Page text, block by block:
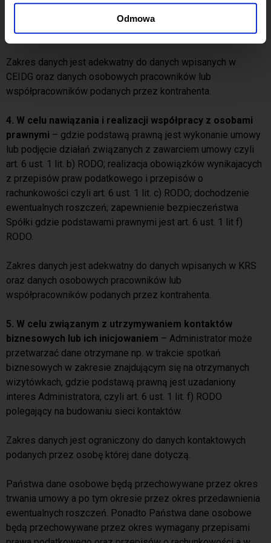
Odmowa
dochodzenie ewentualnych roszczeń; zapewnienie
bezpieczeństwa Spółki gdzie podstawami prawnymi jest art.
6 ust. 1 lit f) RODO.
Zakres danych jest adekwatny do danych wpisanych w
CEIDG oraz danych osobowych pracowników lub
współpracowników podanych przez kontrahenta.
4. W celu nawiązania i realizacji współpracy z osobami
prawnymi – gdzie podstawą prawną jest wykonanie umowy
lub podjęcie działań związanych z zawarciem umowy czyli
art. 6 ust. 1 lit. b) RODO; realizacja obowiązków wynikajacych
z przepisów praw podatkowego i przepisów o
rachunkowości czyli art. 6 ust. 1 lit. c) RODO; dochodzenie
ewentualnych roszczeń; zapewnienie bezpieczeństwa
Spółki gdzie podstawami prawnymi jest art. 6 ust. 1 lit f)
RODO.
Zakres danych jest adekwatny do danych wpisanych w KRS
oraz danych osobowych pracowników lub
współpracowników podanych przez kontrahenta.
5. W celu związanym z utrzymywaniem kontaktów
biznesowych lub ich inicjowaniem – Administrator może
przetwarzać dane otrzymane np. w trakcie spotkań
biznesowych w zakresie znajdującym się na otrzymanych
wizytówkach, gdzie podstawą prawną jest uzadaniony
interes Administratora, czyli art. 6 ust. 1 lit. f) RODO
polegający na budowaniu sieci kontaktów.
Zakres danych jest ograniczony do danych kontaktowych
podanych przez osobę której dane dotyczą.
Państwa dane osobowe będą przechowywane przez okres
trwania umowy a po tym okresie przez okres przedawnienia
ewentualnych roszczeń Ponadto Państwa dane osobowe
będą przechowywane przez okres wymagany przepisami